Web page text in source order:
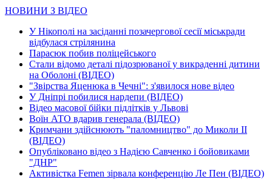
НОВИНИ З ВІДЕО
У Нікополі на засіданні позачергової сесії міськради
відбулася стрілянина
Парасюк побив поліцейського
Стали відомо деталі підозрюваної у викраденні дитини
на Оболоні (ВІДЕО)
"Звірства Яценюка в Чечні": з'явилося нове відео
У Дніпрі побилися нардепи (ВІДЕО)
Відео масової бійки підлітків у Львові
Воїн АТО вдарив генерала (ВІДЕО)
Кримчани здійснюють "паломництво" до Миколи ІІ
(ВІДЕО)
Опубліковано відео з Надією Савченко і бойовиками
"ДНР"
Активістка Femen зірвала конференцію Ле Пен (ВІДЕО)